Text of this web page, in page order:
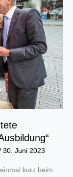
30. Juni 2023
kurz beim